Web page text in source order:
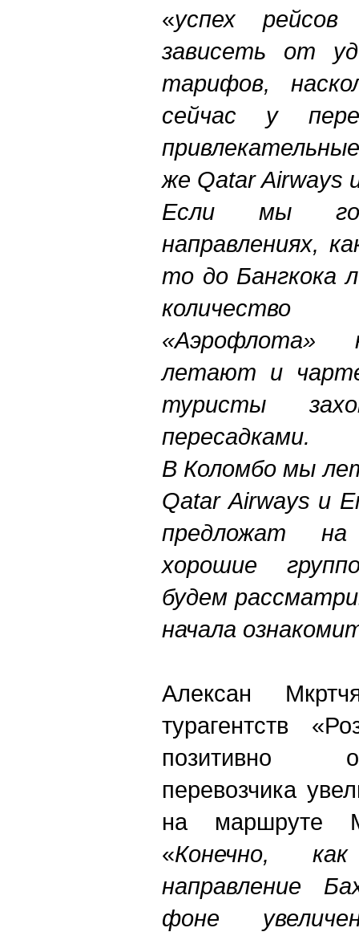
«успех
зависеть от
тарифов,
сейчас у
же Qatar Airways
Если мы
направлениях,
то до Бангкока
количество
«Аэрофлота»
летают и
туристы
пересадками.
В Коломбо мы
Qatar Airways и
предложат
хорошие
будем
начала
Алексан
турагентств
позитивно
перевозчика
на маршруте
«Конечно, как
направление
фоне